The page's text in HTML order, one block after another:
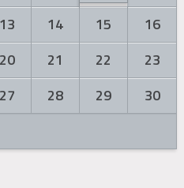
13 14 15
16
20 21 22
23
27 28 29
30